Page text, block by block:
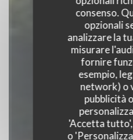
consenso.
opzionali
analizzare la
misurare
fornire
esempio,
network) o
pubblicità
'Accetta
o